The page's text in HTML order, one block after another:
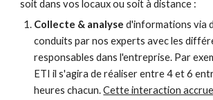
soit dans vos locaux ou soit à distance :
Collecte & analyse d'informations via
conduits par nos experts avec les
responsables dans l'entreprise. Par
ETI il s'agira de réaliser entre 4 et 6
heures chacun. Cette interaction